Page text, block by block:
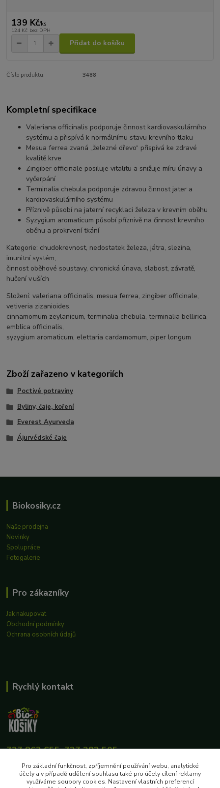
139 Kč/ks
124 Kč bez DPH
Přidat do košíku
Číslo produktu: 3488
Kompletní specifikace
Valeriana officinalis podporuje činnost kardiovaskulárního
systému a přispívá k normálnímu stavu krevního tlaku
Mesua ferrea zvaná „železné dřevo“ přispívá ke zdravé
kvalitě krve
Zingiber officinale posiluje vitalitu a snižuje míru únavy a
vyčerpání
Terminalia chebula podporuje zdravou činnost jater a
kardiovaskulárního systému
Příznivě působí na jaterní recyklaci železa v krevním oběhu
Syzygium aromaticum působí příznivě na činnost krevního
oběhu a prokrvení tkání
Kategorie: chudokrevnost, nedostatek železa, játra, slezina,
imunitní systém,
činnost oběhové soustavy, chronická únava, slabost, závratě,
hučení v uších
Složení: valeriana officinalis, mesua ferrea, zingiber officinale,
vetiveria zizanioides,
cinnamomum zeylanicum, terminalia chebula, terminalia bellirica,
emblica officinalis,
syzygium aromaticum, elettaria cardamomum, piper longum
Zboží zařazeno v kategoriích
Poctivé potraviny
Byliny, čaje, koření
Everest Ayurveda
Ájurvédské čaje
Biokosiky.cz
Naše prodejna
Novinky
Spolupráce
Fotogalerie
Pro zákazníky
Jak nakupovat
Obchodní podmínky
Ochrana osobních údajů
Rychlý kontakt
727 862 655, 737 283 505
eshop@biokosiky.cz
Pro základní funkčnost, zpříjemnění používání webu, analytické
účely a v případě udělení souhlasu také pro účely cílení reklamy
využíváme soubory cookies. Nastavení vlastních preferencí